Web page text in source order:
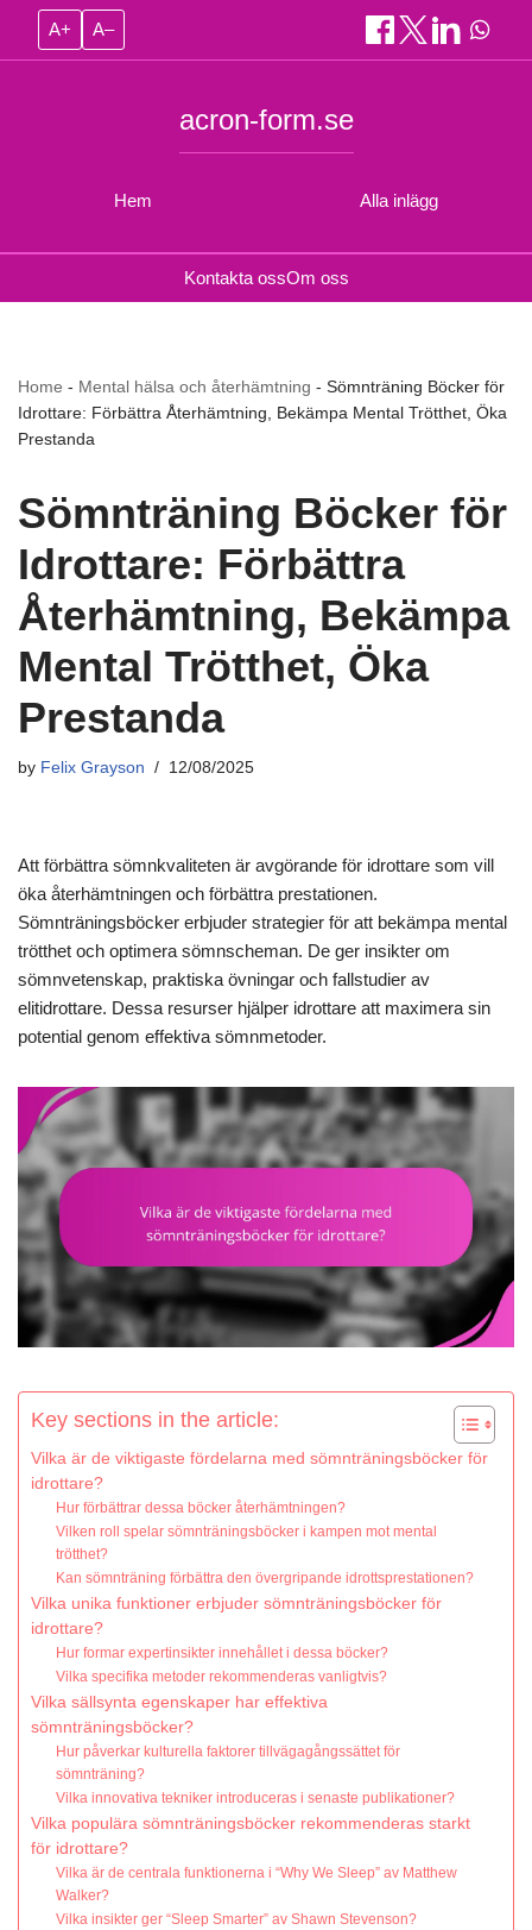
A+ A–
Hem
acron-form.se
Alla inlägg
Kontakta ossOm oss
Home - Mental hälsa och återhämtning - Sömnträning Böcker för
Idrottare: Förbättra Återhämtning, Bekämpa Mental Trötthet, Öka
Prestanda
Sömnträning Böcker för
Idrottare: Förbättra
Återhämtning, Bekämpa
Mental Trötthet, Öka
Prestanda
by Felix Grayson 12/08/2025
Att förbättra sömnkvaliteten är avgörande för idrottare som vill
öka återhämtningen och förbättra prestationen.
Sömnträningsböcker erbjuder strategier för att bekämpa mental
trötthet och optimera sömnscheman. De ger insikter om
sömnvetenskap, praktiska övningar och fallstudier av
elitidrottare. Dessa resurser hjälper idrottare att maximera sin
potential genom effektiva sömnmetoder.
Key sections in the article:
Vilka är de viktigaste fördelarna med sömnträningsböcker för
idrottare?
Hur förbättrar dessa böcker återhämtningen?
Vilken roll spelar sömnträningsböcker i kampen mot mental
trötthet?
Kan sömnträning förbättra den övergripande idrottsprestationen?
Vilka unika funktioner erbjuder sömnträningsböcker för
idrottare?
Hur formar expertinsikter innehållet i dessa böcker?
Vilka specifika metoder rekommenderas vanligtvis?
Vilka sällsynta egenskaper har effektiva
sömnträningsböcker?
Hur påverkar kulturella faktorer tillvägagångssättet för
sömnträning?
Vilka innovativa tekniker introduceras i senaste publikationer?
Vilka populära sömnträningsböcker rekommenderas starkt
för idrottare?
Vilka är de centrala funktionerna i “Why We Sleep” av Matthew
Walker?
Vilka insikter ger “Sleep Smarter” av Shawn Stevenson?